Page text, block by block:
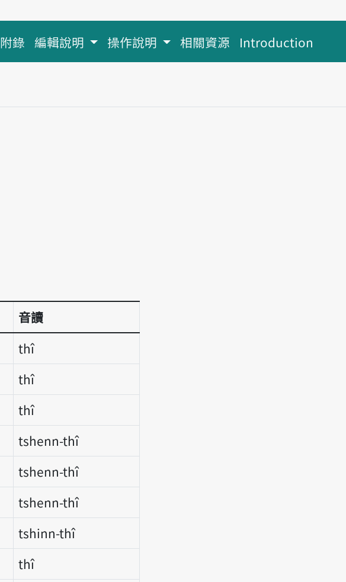
附錄 編輯說明 操作說明 相關資源 Introduction
音讀
thî
thî
thî
tshenn-thî
tshenn-thî
tshenn-thî
tshinn-thî
thî